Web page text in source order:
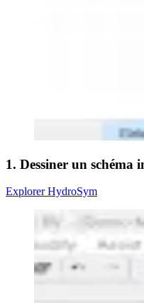
1. Dessiner un
Explorer HydroSym